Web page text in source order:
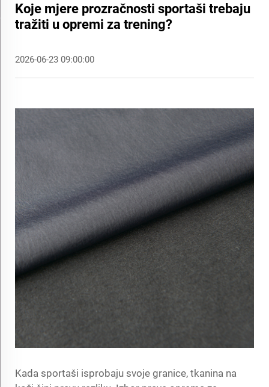
Koje mjere prozračnosti sportaši trebaju
tražiti u opremi za trening?
2026-06-23 09:00:00
Kada sportaši isprobaju svoje granice, tkanina na